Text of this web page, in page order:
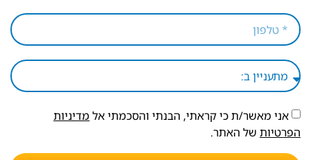
אני מאשר/ת כי קראתי, הבנתי והסכמתי אל מדיניות
הפרטיות של האתר.